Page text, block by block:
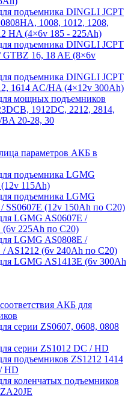
подъемника DINGLI JCPT
1008, 1012, 1208,
HA (4×6v 185 - 225Ah)
подъемника DINGLI JCPT
GTBZ 16, 18 AE (8×6v
подъемника DINGLI JCPT
1614 AC/HA (4×12v 300Ah)
мощных подъемников
1912DC, 2212, 2814,
20-28, 30
параметров АКБ в
подъемника LGMG
(12v 115Ah)
подъемника LGMG
/ SS0607E (12v 150Ah по С20)
LGMG AS0607E /
(6v 225Ah по С20)
LGMG AS0808E /
/ AS1212 (6v 240Ah по С20)
LGMG AS1413E (6v 300Ah
АКБ для
серии ZS0607, 0608, 0808
серии ZS1012 DC / HD
подъемников ZS1212 1414
HD
коленчатых подъемников